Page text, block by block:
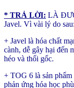
* TRẢ LỜI: LÀ
Javel. Vì vài lý do sau:
+ Javel là hóa chất
cành, dễ gây hại đến
héo và thối gốc.
+ TOG 6 là sản
phản ứng hóa học